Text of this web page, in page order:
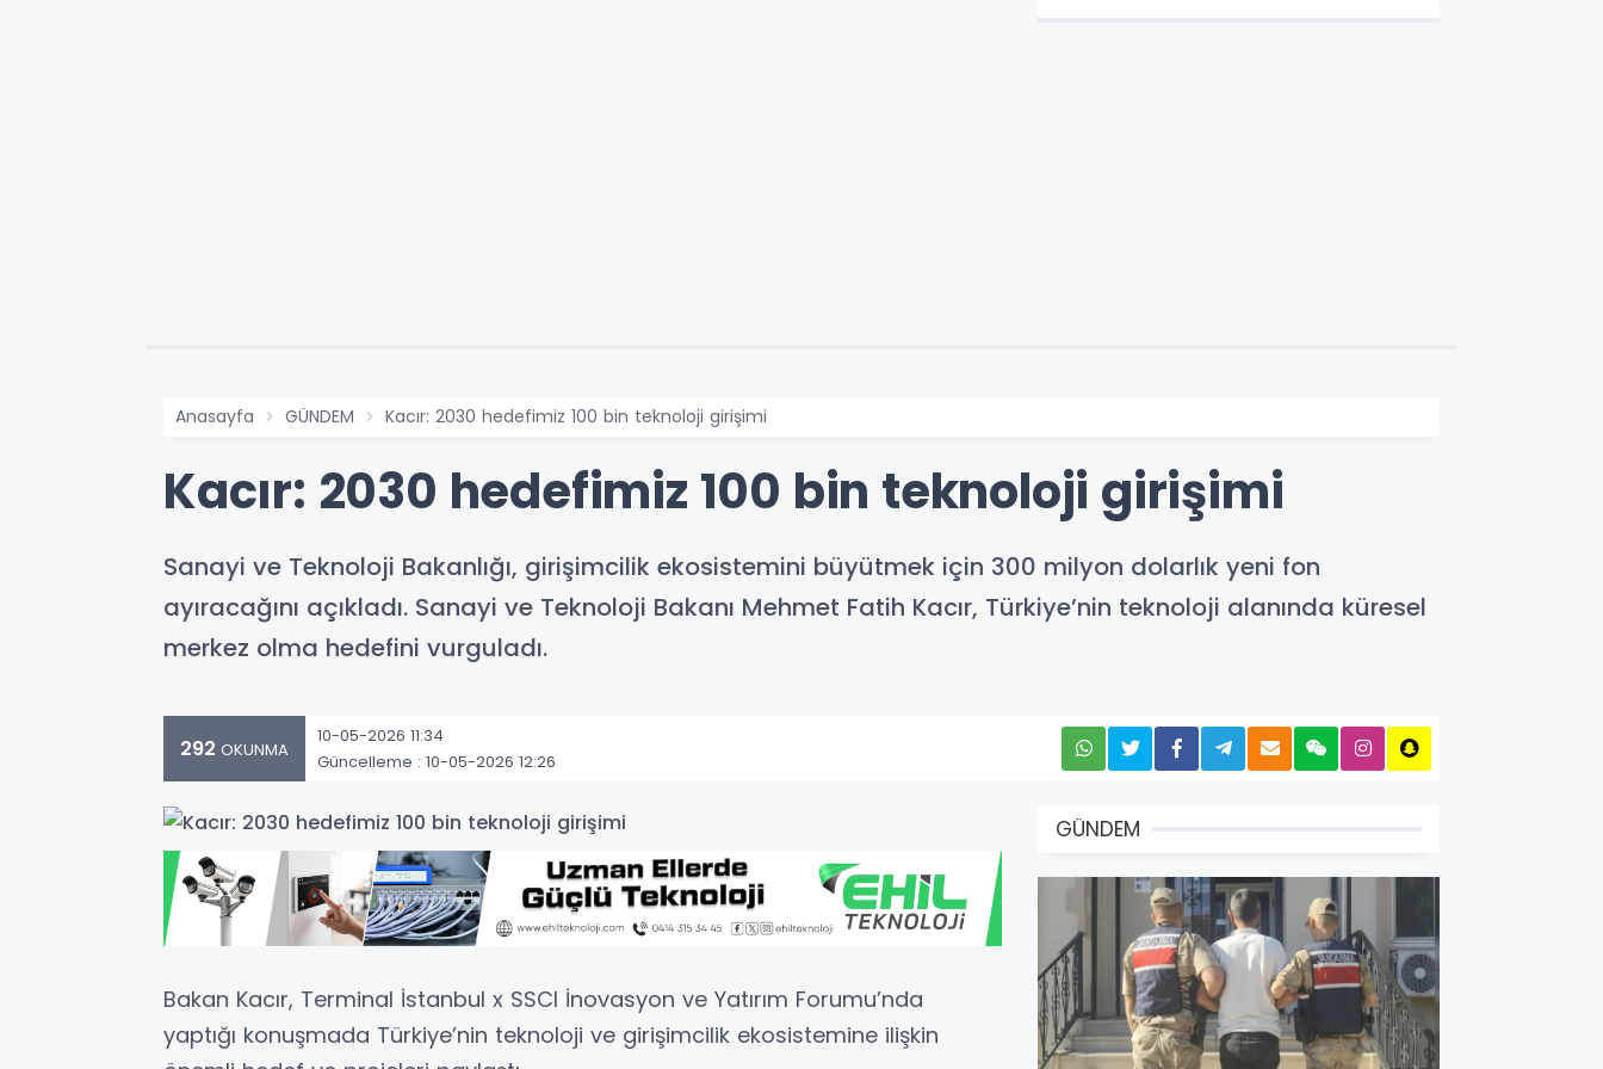
Anasayfa GÜNDEM Kacır: 2030 hedefimiz 100 bin teknoloji girişimi
Kacır: 2030 hedefimiz 100 bin teknoloji girişimi
Sanayi ve Teknoloji Bakanlığı, girişimcilik ekosistemini büyütmek için 300 milyon dolarlık yeni fon
ayıracağını açıkladı. Sanayi ve Teknoloji Bakanı Mehmet Fatih Kacır, Türkiye’nin teknoloji alanında küresel
merkez olma hedefini vurguladı.
292 OKUNMA
10-05-2026 11:34
Güncelleme : 10-05-2026 12:26
Bakan Kacır, Terminal İstanbul x SSCI İnovasyon ve Yatırım Forumu’nda
yaptığı konuşmada Türkiye’nin teknoloji ve girişimcilik ekosistemine ilişkin
GÜNDEM